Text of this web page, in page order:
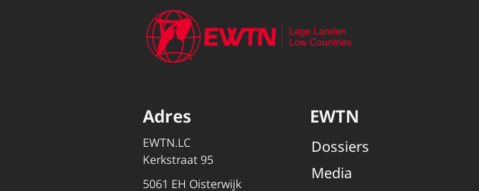
Adres
EWTN.LC
Kerkstraat 95
5061 EH Oisterwijk
EWTN
Dossiers
Media